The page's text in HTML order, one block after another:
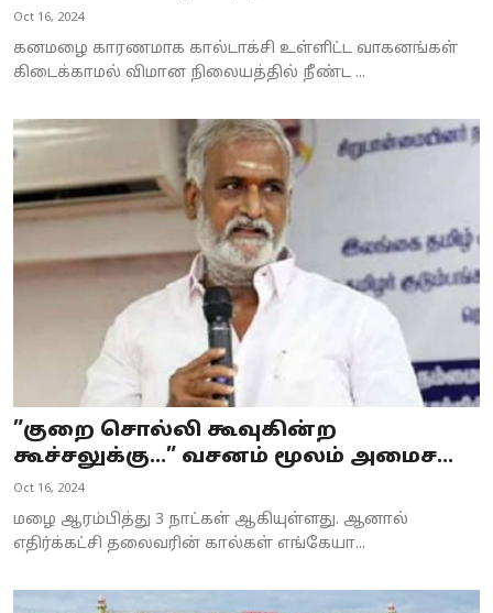
Oct 16, 2024
கனமழை காரணமாக கால்டாக்சி உள்ளிட்ட வாகனங்கள்
கிடைக்காமல் விமான நிலையத்தில் நீண்ட ...
”குறை சொல்லி கூவுகின்ற
கூச்சலுக்கு...” வசனம் மூலம் அமைச...
Oct 16, 2024
மழை ஆரம்பித்து 3 நாட்கள் ஆகியுள்ளது. ஆனால்
எதிர்க்கட்சி தலைவரின் கால்கள் எங்கேயா...